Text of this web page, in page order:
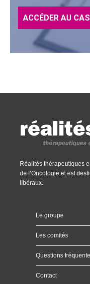
ACCÉDER AU
Réalités thérapeutiques
de l’Oncologie et est
libéraux.
Le groupe
Les comités
Questions
Contact